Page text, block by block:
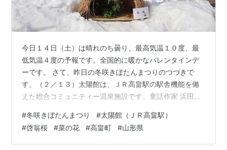
今日１４日（土）は晴れのち曇り、最高気温１０度、最
低気温４度の予報です。全国的に暖かなバレンタインデ
ーです。 さて、昨日の冬咲きぼたんまつりのつづきで
す。（２／１３）太陽館は、ＪＲ高畠駅の駅舎機能を備
えた総合コミュニティー温泉施設です。童話作家 浜田広
夕方からはライトアップが行われています。温泉はアル
カリ性単純温泉で、神経痛や疲労回復に効能があるとさ
れています。 啓翁桜と菜の花
#冬咲きぼたんまつり #太陽館（ＪＲ高畠駅）
#啓翁桜 #菜の花 #高畠町 #山形県